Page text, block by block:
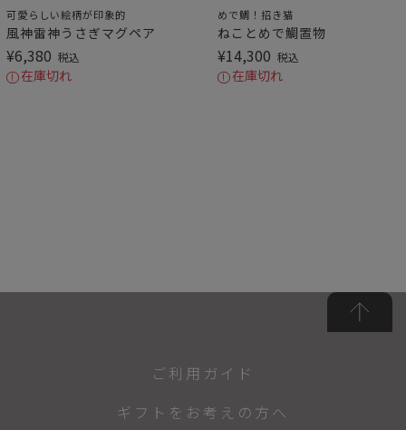
可愛らしい絵柄が印象的
風神雷神うさぎマグペア
¥6,380 税込
在庫切れ
めで鯛！招き猫
ねことめで鯛置物
¥14,300 税込
在庫切れ
ご利用ガイド
ギフトをお考えの方へ